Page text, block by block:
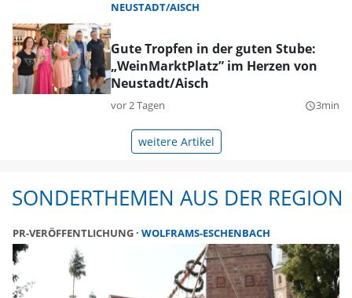
NEUSTADT/AISCH
Gute Tropfen in der guten Stube:
„WeinMarktPlatz” im Herzen von
Neustadt/Aisch
vor 2 Tagen query_builder3min
weitere Artikel
SONDERTHEMEN AUS DER REGION
PR-VERÖFFENTLICHUNG WOLFRAMS-ESCHENBACH